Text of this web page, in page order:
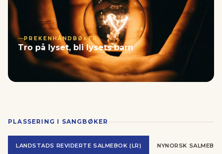
PREKENHÅNDBØKER
Tro på lyset, bli lysets barn
PLASSERING I SANGBØKER
LANDSTADS REVIDERTE SALMEBOK (LR) NYNORSK